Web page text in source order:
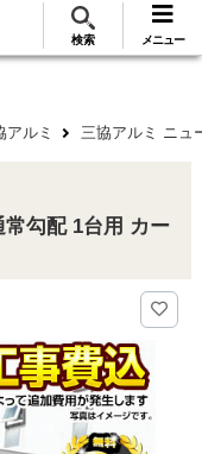
無料見積
検索 メニュー
アルミ 三協アルミ ニュ
勾配 1台用 カー